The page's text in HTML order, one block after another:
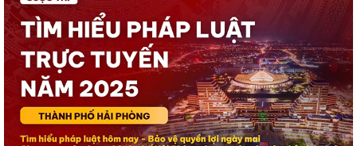
Hội Cựu chiến binh đặc khu Cát Hải thăm, tặng quà hội viên cựu chiến
binh nhân dịp kỷ niệm 79 năm...
Chuyển đổi số trong hoạt động của Mặt trận Tổ quốc – Xây dựng “Mặt
trận số”, lan tỏa niềm tin, kết...
Đồng chí Bí thư Đảng ủy đặc khu Cát Hải thăm, tặng quà các gia đình
người có công với cách mạng...